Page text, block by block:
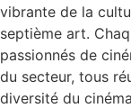
vibrante de la
septième art.
passionnés de
du secteur, tous
diversité du